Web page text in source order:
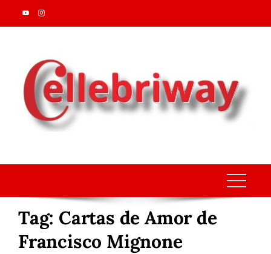
Skip
to
Tag: Cartas de Amor de
Francisco Mignone